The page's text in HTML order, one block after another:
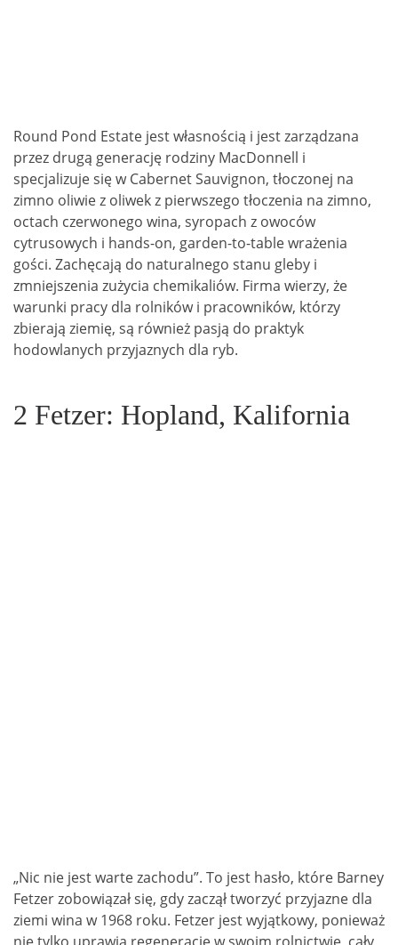
Round Pond Estate jest własnością i jest zarządzana
przez drugą generację rodziny MacDonnell i
specjalizuje się w Cabernet Sauvignon, tłoczonej na
zimno oliwie z oliwek z pierwszego tłoczenia na zimno,
octach czerwonego wina, syropach z owoców
cytrusowych i hands-on, garden-to-tablewrażenia
gości. Zachęcają do naturalnego stanu gleby i
zmniejszenia zużycia chemikaliów. Firma wierzy, że
warunki pracy dla rolników i pracowników, którzy
zbierają ziemię, są również pasją do praktyk
hodowlanych przyjaznych dla ryb.
2 Fetzer: Hopland, Kalifornia
„Nic nie jest warte zachodu”. To jest hasło, które Barney
Fetzer zobowiązał się, gdy zaczął tworzyć przyjazne dla
ziemi wina w 1968 roku. Fetzer jest wyjątkowy, ponieważ